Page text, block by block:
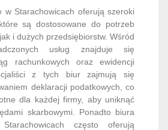
w Starachowicach oferują szeroki
są dostosowane do potrzeb
i dużych przedsiębiorstw. Wśród
usług znajduje się
rachunkowych oraz ewidencji
z tych biur zajmują się
deklaracji podatkowych, co
dla każdej firmy, aby uniknąć
skarbowymi. Ponadto biura
często oferują